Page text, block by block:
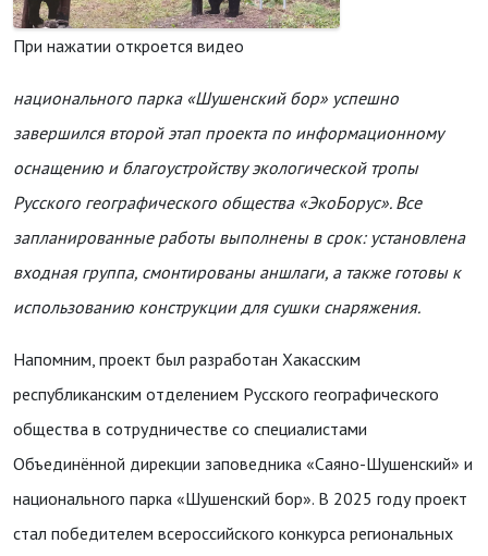
При нажатии откроется видео
национального парка «Шушенский бор» успешно
завершился второй этап проекта по информационному
оснащению и благоустройству экологической тропы
Русского географического общества «ЭкоБорус». Все
запланированные работы выполнены в срок: установлена
входная группа, смонтированы аншлаги, а также готовы к
использованию конструкции для сушки снаряжения.
Напомним, проект был разработан Хакасским
республиканским отделением Русского географического
общества в сотрудничестве со специалистами
Объединённой дирекции заповедника «Саяно-Шушенский» и
национального парка «Шушенский бор». В 2025 году проект
стал победителем всероссийского конкурса региональных